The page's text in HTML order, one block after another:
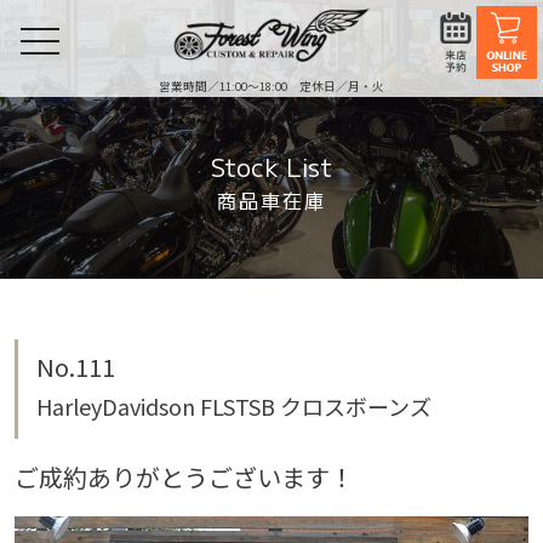
営業時間／11:00〜18:00 定休日／月・火
toggle
navigation
Stock List
商品車在庫
No.111
HarleyDavidson FLSTSB クロスボーンズ
ご成約ありがとうございます！